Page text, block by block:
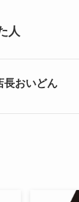
人
長おいどん